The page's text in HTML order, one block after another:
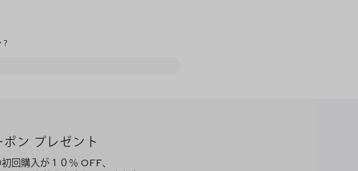
ン プレゼント
回購入が１０％ OFF、